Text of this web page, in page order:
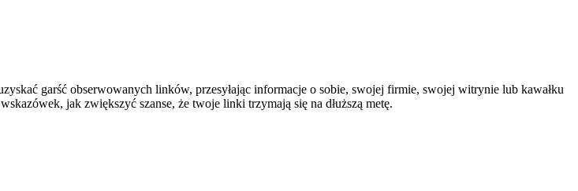
garść obserwowanych linków, przesyłając informacje o sobie, swojej firmie, swojej witrynie lub kawałku
jak zwiększyć szanse, że twoje linki trzymają się na dłuższą metę.